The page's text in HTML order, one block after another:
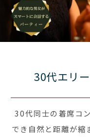
30代エリ
30代同士の着席コ
でき自然と距離が縮